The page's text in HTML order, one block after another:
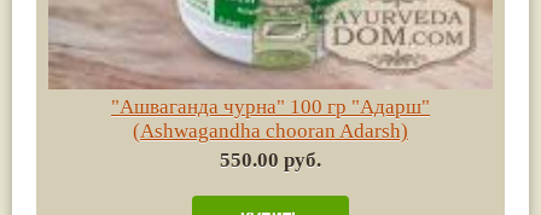
"Ашваганда чурна" 100 гр "Адарш"
(Ashwagandha chooran Adarsh)
550.00 руб.